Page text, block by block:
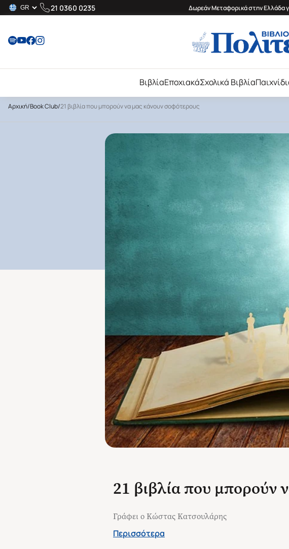
21 0360 0235 Δωρεάν Μεταφορικά στην Ελλάδα
ΒιβλίαΕποχιακάΣχολικά Βιβλία
Αρχική/Book Club/21 βιβλία που μπορούν να μας κάνουν σοφότερους
21 βιβλία που μπορούν
Γράφει ο Κώστας Κατσουλάρης
Περισσότερα